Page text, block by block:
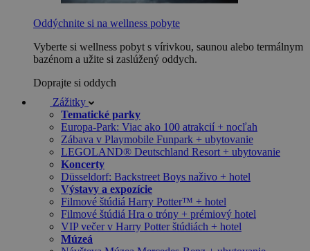
Oddýchnite si na wellness pobyte
Vyberte si wellness pobyt s vírivkou, saunou alebo termálnym
bazénom a užite si zaslúžený oddych.
Doprajte si oddych
Zážitky
Tematické parky
Europa-Park: Viac ako 100 atrakcií + nocľah
Zábava v Playmobile Funpark + ubytovanie
LEGOLAND® Deutschland Resort + ubytovanie
Koncerty
Düsseldorf: Backstreet Boys naživo + hotel
Výstavy a expozície
Filmové štúdiá Harry Potter™ + hotel
Filmové štúdiá Hra o tróny + prémiový hotel
VIP večer v Harry Potter štúdiách + hotel
Múzeá